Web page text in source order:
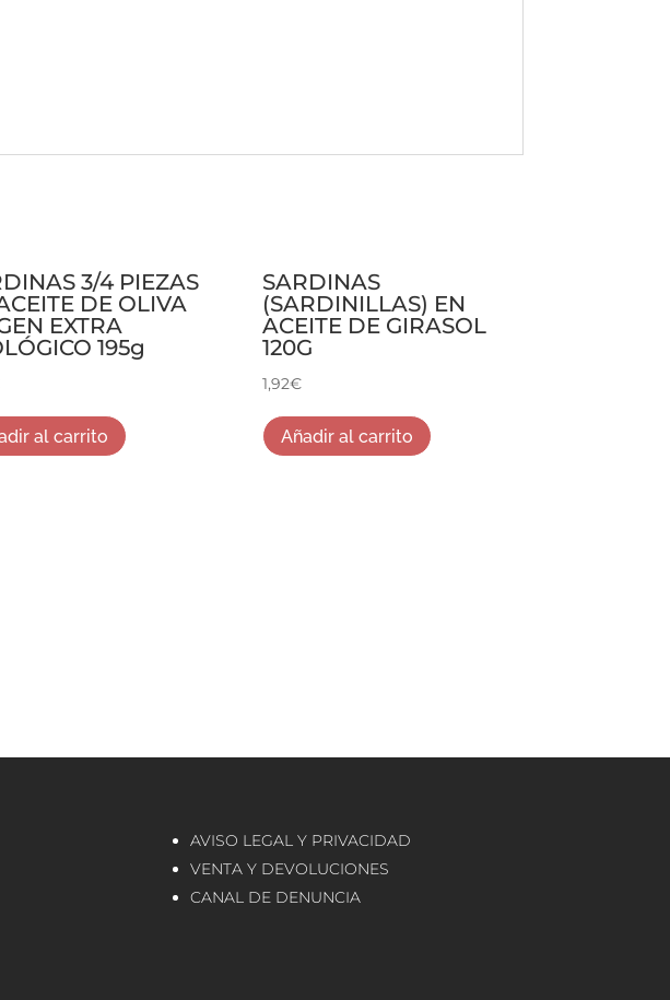
3/4 PIEZAS
DE OLIVA
EXTRA
195g
al carrito
SARDINAS
(SARDINILLAS) EN
ACEITE DE GIRASOL
120G
1,92€
Añadir al carrito
AVISO LEGAL Y PRIVACIDAD
VENTA Y DEVOLUCIONES
CANAL DE DENUNCIA